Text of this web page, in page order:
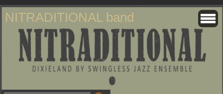
NITRADITIONAL band